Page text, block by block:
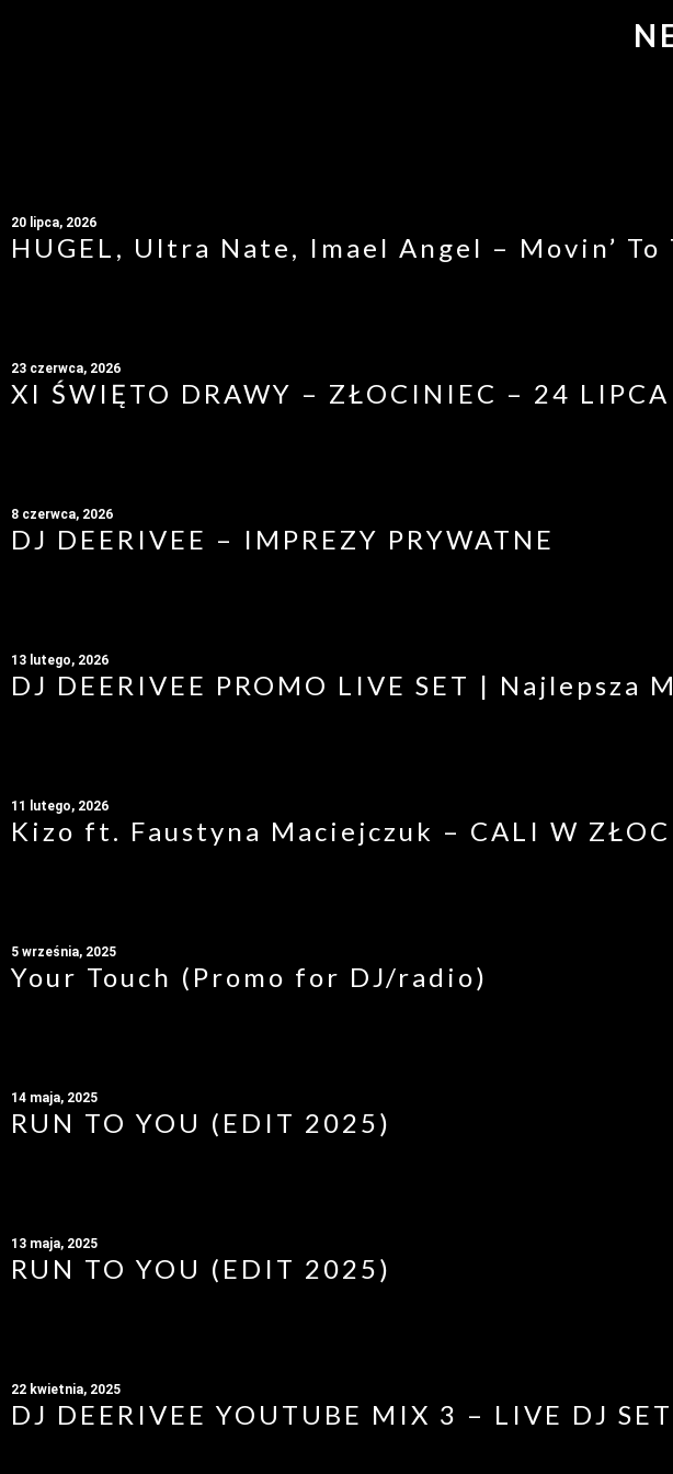
20 lipca, 2026
HUGEL, Ultra Nate, Imael Angel – Movin’ To
23 czerwca, 2026
XI ŚWIĘTO DRAWY – ZŁOCINIEC – 24
8 czerwca, 2026
DJ DEERIVEE – IMPREZY PRYWATNE
13 lutego, 2026
DJ DEERIVEE PROMO LIVE SET |
11 lutego, 2026
Kizo ft. Faustyna Maciejczuk – CALI W
5 września, 2025
Your Touch (Promo for DJ/radio)
14 maja, 2025
RUN TO YOU (EDIT 2025)
13 maja, 2025
RUN TO YOU (EDIT 2025)
22 kwietnia, 2025
DJ DEERIVEE YOUTUBE MIX 3 – LIVE DJ SET